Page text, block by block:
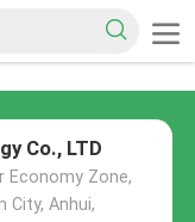
Co., LTD
Economy Zone,
City, Anhui,